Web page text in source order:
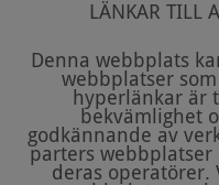
LÄNKAR TILL
Denna webbplats
webbplatser
hyperlänkar är
bekvämlighet
godkännande av
parters webbplatser
deras operatörer.